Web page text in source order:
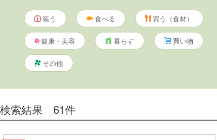
装う 食べる 買う（食材）
健康・美容 暮らす 買い物
その他
検索結果 61件